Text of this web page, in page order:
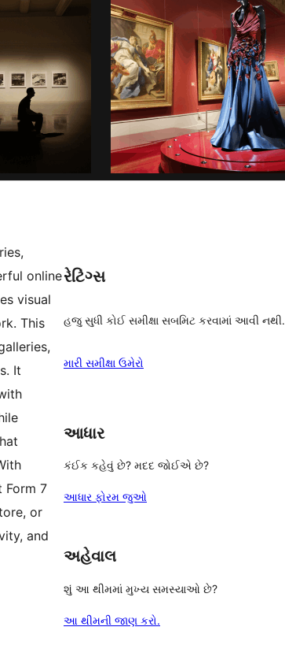
online
visual
This
It
Form 7
or
and
રેટિંગ્સ
હજુ સુધી કોઈ સમીક્ષા સબમિટ કરવામાં આવી નથી.
મારી સમીક્ષા ઉમેરો
આધાર
કંઈક કહેવું છે? મદદ જોઈએ છે?
આધાર ફોરમ જુઓ
અહેવાલ
શું આ થીમમાં મુખ્ય સમસ્યાઓ છે?
આ થીમની જાણ કરો.